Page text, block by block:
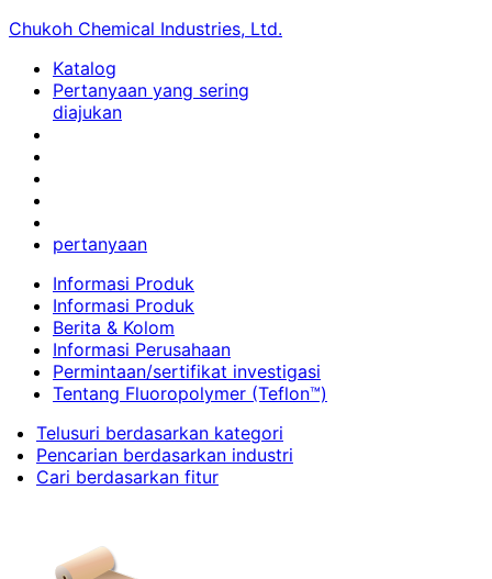
Chukoh Chemical Industries, Ltd.
Katalog
Pertanyaan yang sering
diajukan
pertanyaan
Informasi Produk
Informasi Produk
Berita & Kolom
Informasi Perusahaan
Permintaan/sertifikat investigasi
Tentang Fluoropolymer (Teflon™)
Telusuri berdasarkan kategori
Pencarian berdasarkan industri
Cari berdasarkan fitur